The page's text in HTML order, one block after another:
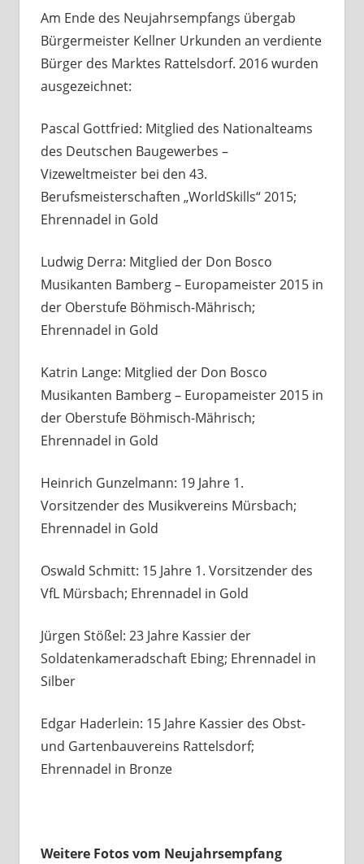
Am Ende des Neujahrsempfangs übergab
Bürgermeister Kellner Urkunden an verdiente
Bürger des Marktes Rattelsdorf. 2016 wurden
ausgezeichnet:
Pascal Gottfried: Mitglied des Nationalteams
des Deutschen Baugewerbes –
Vizeweltmeister bei den 43.
Berufsmeisterschaften „WorldSkills“ 2015;
Ehrennadel in Gold
Ludwig Derra: Mitglied der Don Bosco
Musikanten Bamberg – Europameister 2015 in
der Oberstufe Böhmisch-Mährisch;
Ehrennadel in Gold
Katrin Lange: Mitglied der Don Bosco
Musikanten Bamberg – Europameister 2015 in
der Oberstufe Böhmisch-Mährisch;
Ehrennadel in Gold
Heinrich Gunzelmann: 19 Jahre 1.
Vorsitzender des Musikvereins Mürsbach;
Ehrennadel in Gold
Oswald Schmitt: 15 Jahre 1. Vorsitzender des
VfL Mürsbach; Ehrennadel in Gold
Jürgen Stößel: 23 Jahre Kassier der
Soldatenkameradschaft Ebing; Ehrennadel in
Silber
Edgar Haderlein: 15 Jahre Kassier des Obst-
und Gartenbauvereins Rattelsdorf;
Ehrennadel in Bronze
Weitere Fotos vom Neujahrsempfang